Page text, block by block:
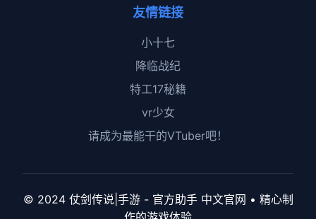
友情链接
小十七
降临战纪
特工17秘籍
vr少女
请成为最能干的VTuber吧！
© 2024 仗剑传说|手游 - 官方助手 中文官网 • 精心制